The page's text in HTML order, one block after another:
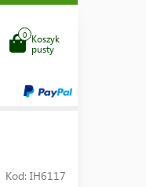
Koszyk
pusty
0
Kod: IH6117